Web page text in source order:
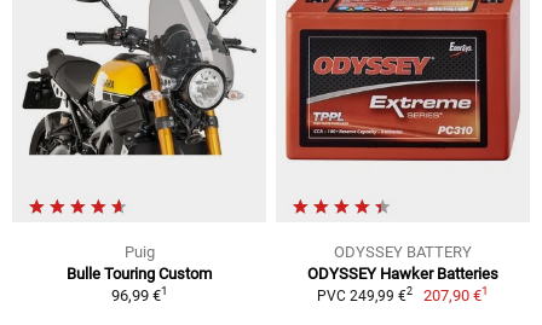
Puig
Bulle Touring Custom
96,99 €1
ODYSSEY BATTERY
ODYSSEY Hawker Batteries
PVC 249,99 €2 207,90 €1